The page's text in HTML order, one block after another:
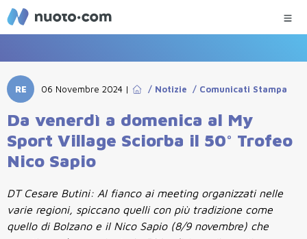
RE 06 Novembre 2024 | / Notizie / Comunicati Stampa
Da venerdì a domenica al My
Sport Village Sciorba il 50° Trofeo
Nico Sapio
DT Cesare Butini: Al fianco ai meeting organizzati nelle
varie regioni, spiccano quelli con più tradizione come
quello di Bolzano e il Nico Sapio (8/9 novembre) che